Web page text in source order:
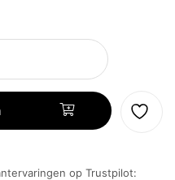
op Trustpilot: